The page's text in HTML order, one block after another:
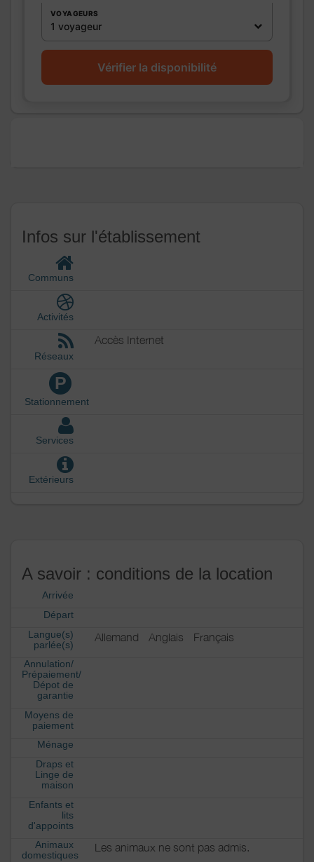
VOYAGEURS
1 voyageur
Vérifier la disponibilité
Infos sur l'établissement
Communs
Activités
Réseaux
Accès Internet
P
Stationnement
Services
Extérieurs
A savoir : conditions de la location
Arrivée
Départ
Langue(s)
parlée(s)
Allemand Anglais Français
Annulation/
Prépaiement/
Dépot de
garantie
Moyens de
paiement
Ménage
Draps et
Linge de
maison
Enfants et
lits
d'appoints
Animaux
domestiques
Les animaux ne sont pas admis.